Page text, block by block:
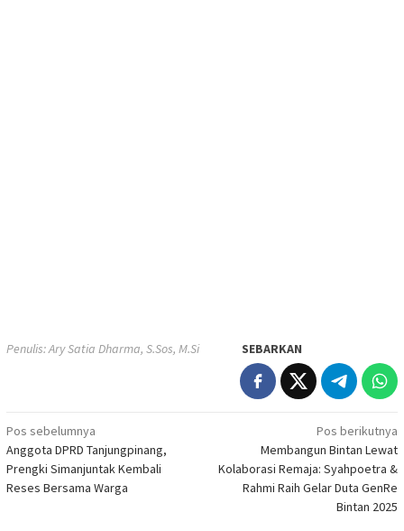
Penulis: Ary Satia Dharma, S.Sos, M.Si SEBARKAN
Navigasi
pos
Pos sebelumnya
Anggota DPRD Tanjungpinang,
Prengki Simanjuntak Kembali
Reses Bersama Warga
Pos berikutnya
Membangun Bintan Lewat
Kolaborasi Remaja: Syahpoetra &
Rahmi Raih Gelar Duta GenRe
Bintan 2025